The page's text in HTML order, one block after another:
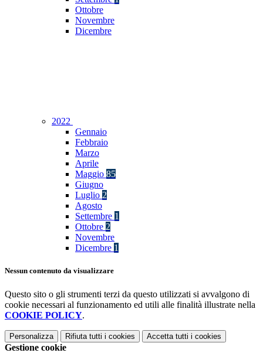
Ottobre
Novembre
Dicembre
2022
Gennaio
Febbraio
Marzo
Aprile
Maggio 85
Giugno
Luglio 2
Agosto
Settembre 1
Ottobre 2
Novembre
Dicembre 1
Nessun contenuto da visualizzare
Questo sito o gli strumenti terzi da questo utilizzati si avvalgono di
cookie necessari al funzionamento ed utili alle finalità illustrate nella
COOKIE POLICY.
Personalizza Rifiuta tutti i cookies Accetta tutti i cookies
Gestione cookie